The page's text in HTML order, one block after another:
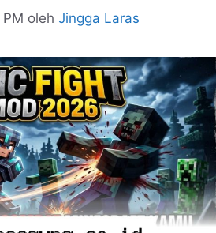
oleh Jingga Laras